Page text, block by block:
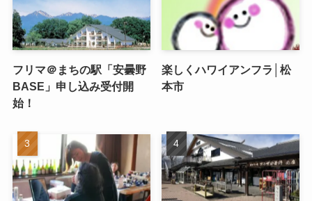
フリマ＠まちの駅「安曇野
BASE」申し込み受付開
始！
楽しくハワイアンフラ│松
本市